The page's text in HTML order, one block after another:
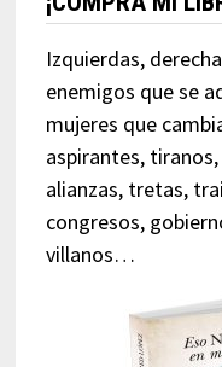
Izquierdas,
enemigos que se
mujeres que
aspirantes,
alianzas, tretas,
congresos,
villanos…